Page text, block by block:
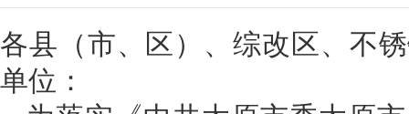
各县（市、区）、综改区、不
单位：